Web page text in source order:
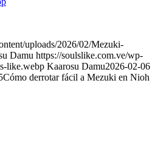
uploads/2026/02/Mezuki-
Damu https://soulslike.com.ve/wp-
like.webp Kaarosu Damu2026-02-06
Cómo derrotar fácil a Mezuki en Nioh